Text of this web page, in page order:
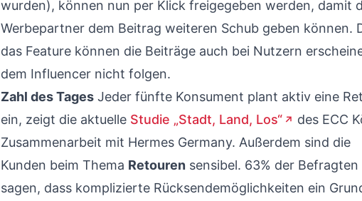
wurden), können nun per Klick freigegeben werden, damit
Werbepartner dem Beitrag weiteren Schub geben können.
das Feature können die Beiträge auch bei Nutzern
dem Influencer nicht folgen.
Zahl des Tages Jeder fünfte Konsument plant aktiv eine
ein, zeigt die aktuelle Studie „Stadt, Land, Los“
des ECC
Zusammenarbeit mit Hermes Germany. Außerdem sind die
Kunden beim Thema Retouren sensibel. 63% der Befragten
sagen, dass komplizierte Rücksendemöglichkeiten ein